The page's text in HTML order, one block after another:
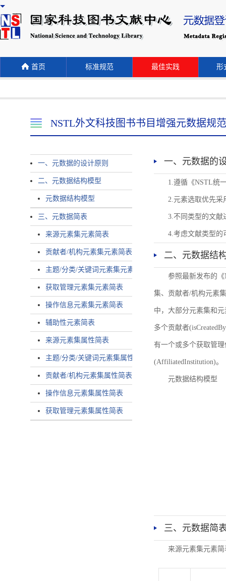
首页 标准规范 最佳实践 形
NSTL外文科技图书书目增强元数据规范
一、元数据的设计原则
二、元数据结构模型
元数据结构模型
三、元数据简表
来源元素集元素简表
贡献者/机构元素集元素简表
主题/分类/关键词元素集元素简表
获取管理元素集元素简表
操作信息元素集元素简表
辅助性元素简表
来源元素集属性简表
主题/分类/关键词元素集属性简表
贡献者/机构元素集属性简表
操作信息元素集属性简表
获取管理元素集属性简表
一、元数据的
1.遵循《NSTL统
2.元素选取优先采
3.不同类型的文献
4.考虑文献类型的
二、元数据结
参照最新发布的
集、贡献者/机构元素
中，大部分元素集和
多个贡献者
有一个或多个获取管理
(AffiliatedInstitution)。
元数据结构模型
三、元数据简
来源元素集元素简